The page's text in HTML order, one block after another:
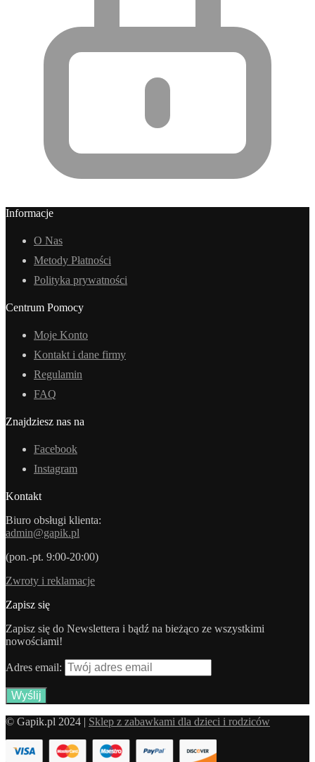
Informacje
O Nas
Metody Płatności
Polityka prywatności
Centrum Pomocy
Moje Konto
Kontakt i dane firmy
Regulamin
FAQ
Znajdziesz nas na
Facebook
Instagram
Kontakt
Biuro obsługi klienta:
admin@gapik.pl
(pon.-pt. 9:00-20:00)
Zwroty i reklamacje
Zapisz się
Zapisz się do Newslettera i bądź na bieżąco ze wszystkimi
nowościami!
Adres email:
© Gapik.pl 2024 | Sklep z zabawkami dla dzieci i rodziców